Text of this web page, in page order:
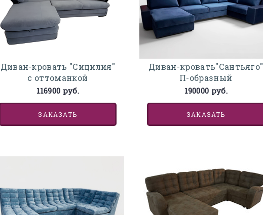
Диван-кровать "Сицилия"
с оттоманкой
116900 руб.
ЗАКАЗАТЬ
Диван-кровать"Сантьяго"
П-образный
190000 руб.
ЗАКАЗАТЬ